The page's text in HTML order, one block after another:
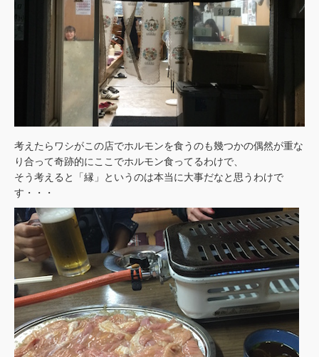
考えたらワシがこの店でホルモンを食うのも幾つかの偶然が重な
り合って奇跡的にここでホルモン食ってるわけで、
そう考えると「縁」というのは本当に大事だなと思うわけで
す・・・